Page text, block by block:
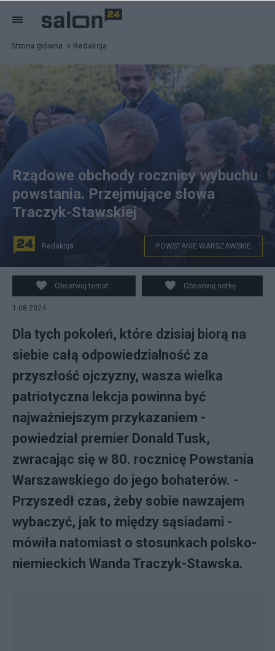
Strona główna Redakcja
Fot. X
Rządowe obchody rocznicy wybuchu
powstania. Przejmujące słowa
Traczyk-Stawskiej
Redakcja POWSTANIE WARSZAWSKIE
Obserwuj temat Obserwuj notkę
1.08.2024
Dla tych pokoleń, które dzisiaj biorą na
siebie całą odpowiedzialność za
przyszłość ojczyzny, wasza wielka
patriotyczna lekcja powinna być
najważniejszym przykazaniem -
powiedział premier Donald Tusk,
zwracając się w 80. rocznicę Powstania
Warszawskiego do jego bohaterów. -
Przyszedł czas, żeby sobie nawzajem
wybaczyć, jak to między sąsiadami -
mówiła natomiast o stosunkach polsko-
niemieckich Wanda Traczyk-Stawska.